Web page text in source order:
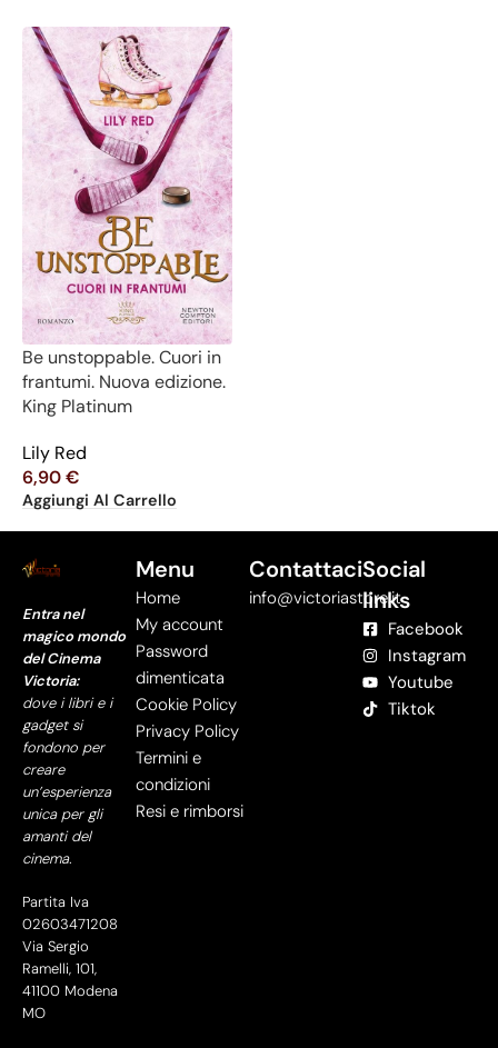
Be unstoppable. Cuori in
frantumi. Nuova edizione.
King Platinum
Lily Red
6,90€
Aggiungi Al Carrello
Entra nel
magico mondo
del Cinema
Victoria:
dove i libri e i
gadget si
fondono per
creare
un’esperienza
unica per gli
amanti del
cinema.
Partita Iva
02603471208
Via Sergio
Ramelli, 101,
41100 Modena
MO
Menu
Home
My account
Password
dimenticata
Cookie Policy
Privacy Policy
Termini e
condizioni
Resi e rimborsi
Contattaci
info@victoriastore.it
Social
links
Facebook
Instagram
Youtube
Tiktok